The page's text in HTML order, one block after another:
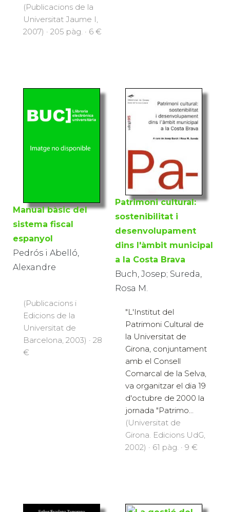
(Publicacions de la
Universitat Jaume I,
2007) · 205 pàg. · 6 €
Manual bàsic del
sistema fiscal
espanyol
Pedrós i Abelló,
Alexandre
(Publicacions i
Edicions de la
Universitat de
Barcelona, 2003) · 28
€
Patrimoni cultural:
sostenibilitat i
desenvolupament
dins l'àmbit municipal
a la Costa Brava
Buch, Josep; Sureda,
Rosa M.
"L'Institut del
Patrimoni Cultural de
la Universitat de
Girona, conjuntament
amb el Consell
Comarcal de la Selva,
va organitzar el dia 19
d'octubre de 2000 la
jornada "Patrimo...
(Universitat de
Girona. Edicions UdG,
2002) · 61 pàg. · 9 €